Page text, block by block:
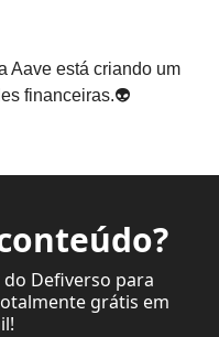
Aave está criando um
financeiras.👽
Defiverso para
grátis em